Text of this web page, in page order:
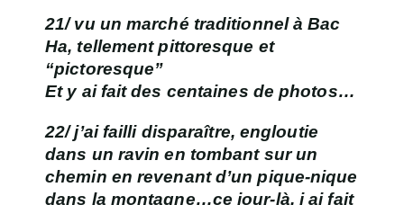
21/ vu un marché traditionnel à Bac
Ha, tellement pittoresque et
“pictoresque”
Et y ai fait des centaines de photos…
22/ j’ai failli disparaître, engloutie
dans un ravin en tombant sur un
chemin en revenant d’un pique-nique
dans la montagne…ce jour-là, j ai fait